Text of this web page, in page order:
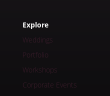
Explore
Weddings
Portfolio
Workshops
Corporate Events